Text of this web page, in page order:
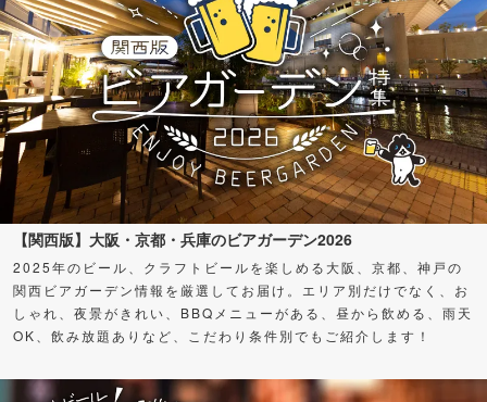
【関西版】大阪・京都・兵庫のビアガーデン2026
2025年のビール、クラフトビールを楽しめる大阪、京都、神戸の
関西ビアガーデン情報を厳選してお届け。エリア別だけでなく、お
しゃれ、夜景がきれい、BBQメニューがある、昼から飲める、雨天
OK、飲み放題ありなど、こだわり条件別でもご紹介します！